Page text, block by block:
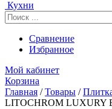
Кухни
Сравнение
Избранное
Мой кабинет
Корзина
Главная /Товары /
LITOCHROM LUXURY